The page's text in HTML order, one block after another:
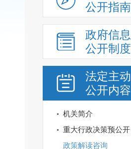
公开指南
政府信息
公开制度
法定主动
公开内容
机关简介
重大行政决策预公开
政策解读咨询